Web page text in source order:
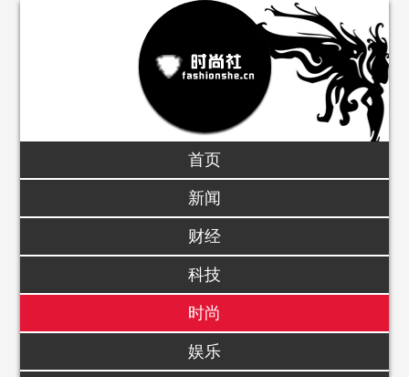
首页
新闻
财经
科技
时尚
娱乐